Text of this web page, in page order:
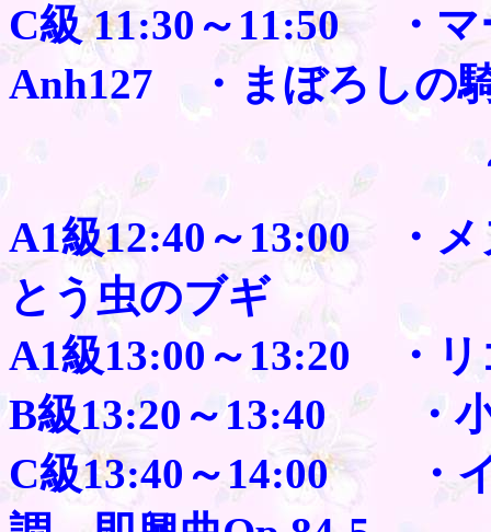
C級 11:30～11:50 ・マ
Anh127 ・まぼろしの
～休
A1級12:40～13:00 ・
とう虫のブギ
A1級13:00～13:20 ・
B級13:20～13:40 ・
C級13:40～14:00 ・イ